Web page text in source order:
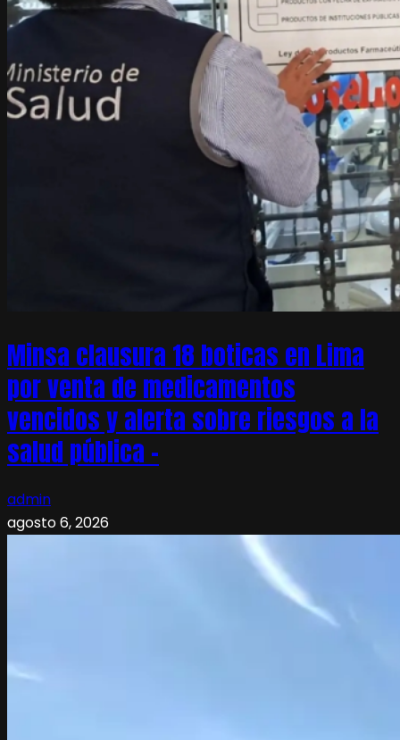
Minsa clausura 18 boticas en Lima
por venta de medicamentos
vencidos y alerta sobre riesgos a la
salud pública –
admin
agosto 6, 2026